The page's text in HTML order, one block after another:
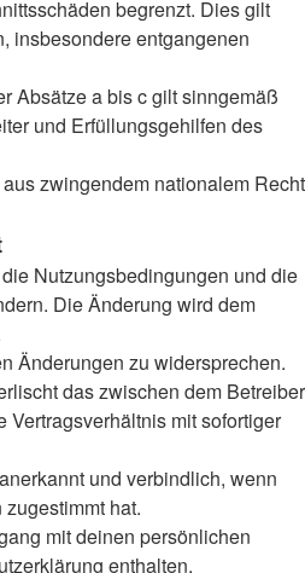
begrenzt. Dies gilt
insbesondere entgangenen
Absätze a bis c gilt sinngemäß
und Erfüllungsgehilfen des
zwingendem nationalem Recht
Nutzungsbedingungen und die
Die Änderung wird dem
Änderungen zu widersprechen.
das zwischen dem Betreiber
Vertragsverhältnis mit sofortiger
und verbindlich, wenn
hat.
mit deinen persönlichen
enthalten.